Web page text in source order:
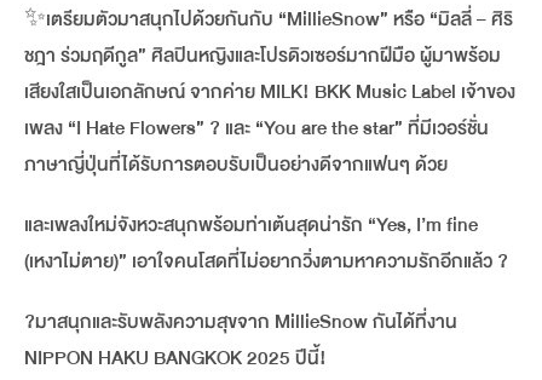
✨เตรียมตัวมาสนุกไปด้วยกันกับ “MillieSnow” หรือ “มิลลี่ – ศิริ
ชฎา ร่วมฤดีกูล” ศิลปินหญิงและโปรดิวเซอร์มากฝีมือ ผู้มาพร้อม
เสียงใสเป็นเอกลักษณ์ จากค่าย MILK! BKK Music Label เจ้าของ
เพลง “I Hate Flowers” ? และ “You are the star” ที่มีเวอร์ชั่น
ภาษาญี่ปุ่นที่ได้รับการตอบรับเป็นอย่างดีจากแฟนๆ ด้วย
และเพลงใหม่จังหวะสนุกพร้อมท่าเต้นสุดน่ารัก “Yes, I’m fine
(เหงาไม่ตาย)” เอาใจคนโสดที่ไม่อยากวิ่งตามหาความรักอีกแล้ว ?
?มาสนุกและรับพลังความสุขจาก MillieSnow กันได้ที่งาน
NIPPON HAKU BANGKOK 2025 ปีนี้!